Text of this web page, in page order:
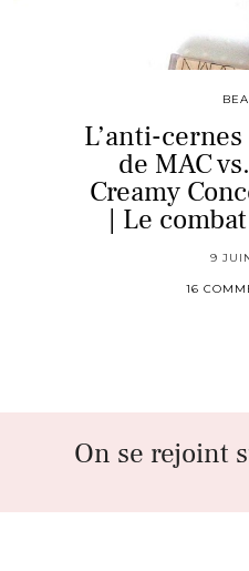
L’anti-
de MAC
Creamy
| Le
9
16
On se rejoint